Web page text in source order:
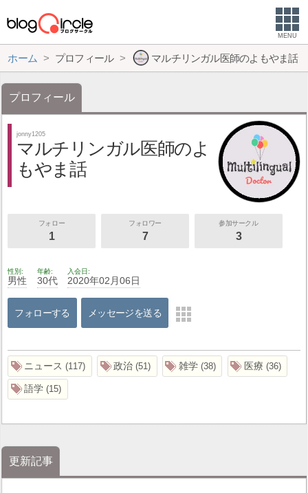
MENU
ホーム プロフィール マルチリンガル医師のよもやま話
プロフィール
jonny1205
マルチリンガル医師のよ
もやま話
フォロー
1
フォロワー
7
参加サークル
3
性別
男性
年齢
30代
入会日
2020年02月06日
フォローする メッセージを送る
ニュース 117 政治 51 雑学 38 医療 36
語学 15
更新記事